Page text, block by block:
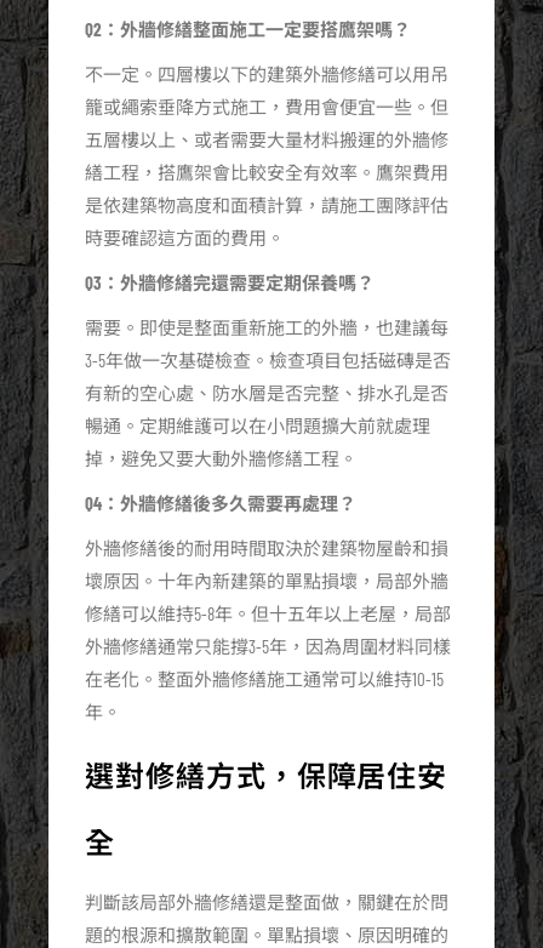
Q2：外牆修繕整面施工一定要搭鷹架嗎？
不一定。四層樓以下的建築外牆修繕可以用吊
籠或繩索垂降方式施工，費用會便宜一些。但
五層樓以上、或者需要大量材料搬運的外牆修
繕工程，搭鷹架會比較安全有效率。鷹架費用
是依建築物高度和面積計算，請施工團隊評估
時要確認這方面的費用。
Q3：外牆修繕完還需要定期保養嗎？
需要。即使是整面重新施工的外牆，也建議每
3-5年做一次基礎檢查。檢查項目包括磁磚是否
有新的空心處、防水層是否完整、排水孔是否
暢通。定期維護可以在小問題擴大前就處理
掉，避免又要大動外牆修繕工程。
Q4：外牆修繕後多久需要再處理？
外牆修繕後的耐用時間取決於建築物屋齡和損
壞原因。十年內新建築的單點損壞，局部外牆
修繕可以維持5-8年。但十五年以上老屋，局部
外牆修繕通常只能撐3-5年，因為周圍材料同樣
在老化。整面外牆修繕施工通常可以維持10-15
年。
選對修繕方式，保障居住安
全
判斷該局部外牆修繕還是整面做，關鍵在於問
題的根源和擴散範圍。單點損壞、原因明確的